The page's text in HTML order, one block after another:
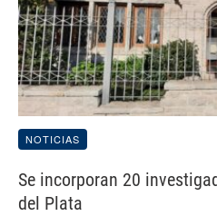
NOTICIAS
Se incorporan 20
del Plata